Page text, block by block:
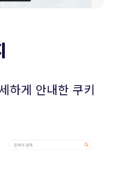
하게 안내한 쿠키